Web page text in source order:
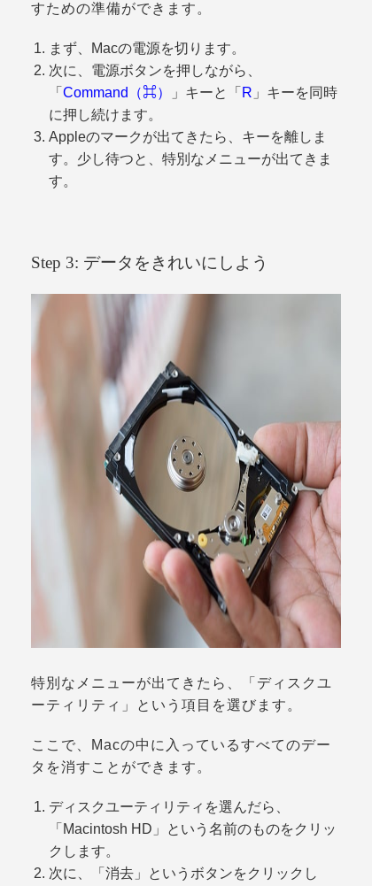
すための準備ができます。
まず、Macの電源を切ります。
次に、電源ボタンを押しながら、
「 Command（⌘） 」キーと「 R 」キーを同時
に押し続けます。
Appleのマークが出てきたら、キーを離しま
す。少し待つと、特別なメニューが出てきま
す。
Step 3: データをきれいにしよう
特別なメニューが出てきたら、「 ディスクユ
ーティリティ 」という項目を選びます。
ここで、Macの中に入っているすべてのデー
タを消すことができます。
ディスクユーティリティを選んだら、
「 Macintosh HD 」という名前のものをクリッ
クします。
次に、「 消去 」というボタンをクリックし